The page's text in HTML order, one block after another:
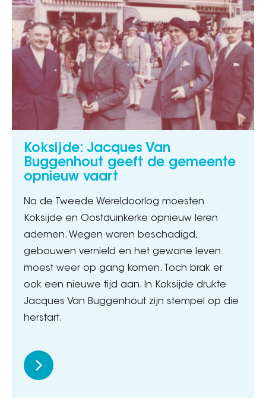
Koksijde: Jacques Van
Buggenhout geeft de gemeente
opnieuw vaart
Na de Tweede Wereldoorlog moesten
Koksijde en Oostduinkerke opnieuw leren
ademen. Wegen waren beschadigd,
gebouwen vernield en het gewone leven
moest weer op gang komen. Toch brak er
ook een nieuwe tijd aan. In Koksijde drukte
Jacques Van Buggenhout zijn stempel op die
herstart.